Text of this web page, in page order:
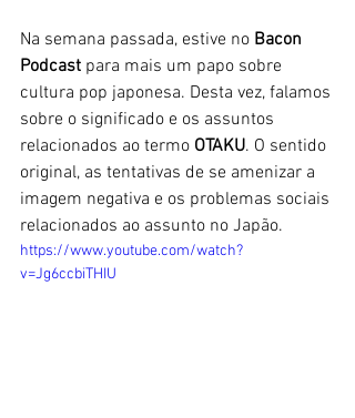
Na semana passada, estive no Bacon
Podcast para mais um papo sobre
cultura pop japonesa. Desta vez, falamos
sobre o significado e os assuntos
relacionados ao termo OTAKU. O sentido
original, as tentativas de se amenizar a
imagem negativa e os problemas sociais
relacionados ao assunto no Japão.
https://www.youtube.com/watch?
v=Jg6ccbiTHIU